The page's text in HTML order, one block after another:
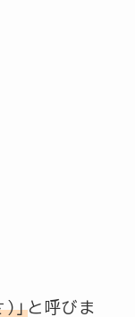
」と呼びま